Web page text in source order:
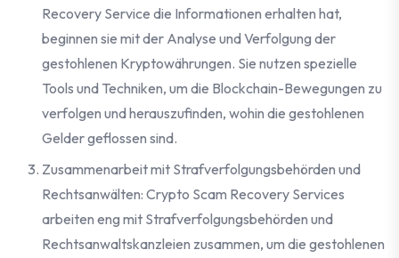
Recovery Service die Informationen erhalten hat,
beginnen sie mit der Analyse und Verfolgung der
gestohlenen Kryptowährungen. Sie nutzen spezielle
Tools und Techniken, um die Blockchain-Bewegungen zu
verfolgen und herauszufinden, wohin die gestohlenen
Gelder geflossen sind.
Zusammenarbeit mit Strafverfolgungsbehörden und
Rechtsanwälten: Crypto Scam Recovery Services
arbeiten eng mit Strafverfolgungsbehörden und
Rechtsanwaltskanzleien zusammen, um die gestohlenen